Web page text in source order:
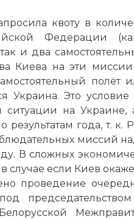
квоту в
Федерации
и два
Киева на эти
полёт
Украина. Это
на Украине,
года, т. к.
миссий
В сложных
случае если Киев
проведение